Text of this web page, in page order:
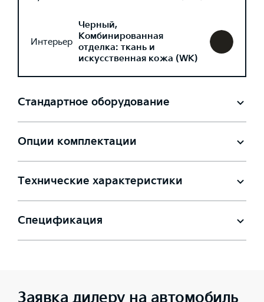
Интерьер
Черный,
Комбинированная
отделка: ткань и
искусственная кожа (WK)
Стандартное оборудование
Опции комплектации
Технические характеристики
Спецификация
Заявка дилеру на автомобиль